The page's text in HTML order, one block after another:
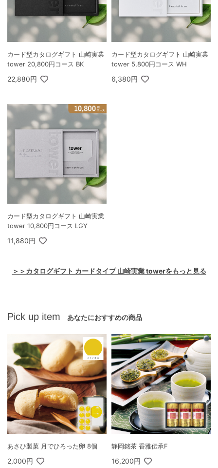
カード型カタログギフト 山崎実業
tower 20,800円コース BK
22,880円
カード型カタログギフト 山崎実業
tower 5,800円コース WH
6,380円
カード型カタログギフト 山崎実業
tower 10,800円コース LGY
11,880円
＞＞カタログギフト カードタイプ 山崎実業 towerをもっと見る
Pick up item あなたにおすすめの商品
あさひ製菓 月でひろった卵 8個
2,000円
静岡銘茶 香雅伝承F
16,200円